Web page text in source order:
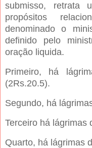
submisso, retrata
propósitos
denominado o
definido pelo
oração liquida.
Primeiro, há
(2Rs.20.5).
Segundo, há
Terceiro há
Quarto, há lágrimas